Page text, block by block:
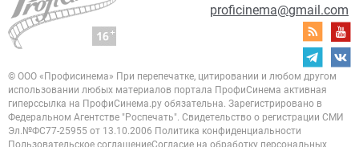
proficinema@gmail.com
© ООО «Профисинема» При перепечатке, цитировании и любом другом
использовании любых материалов портала ПрофиСинема активная
гиперссылка на ПрофиСинема.ру обязательна. Зарегистрировано в
Федеральном Агентстве "Роспечать". Свидетельство о регистрации СМИ
Эл.№ФС77-25955 от 13.10.2006 Политика конфиденциальности